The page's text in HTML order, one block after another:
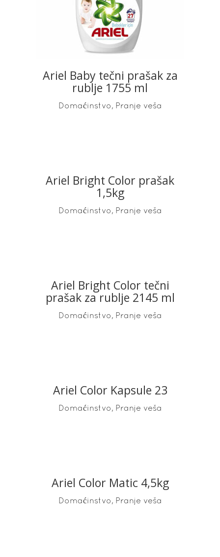
Ariel Baby tečni prašak za
rublje 1755 ml
Domaćinstvo, Pranje veša
READ MORE
Ariel Bright Color prašak
1,5kg
Domaćinstvo, Pranje veša
READ MORE
Ariel Bright Color tečni
prašak za rublje 2145 ml
Domaćinstvo, Pranje veša
READ MORE
Ariel Color Kapsule 23
Domaćinstvo, Pranje veša
READ MORE
Ariel Color Matic 4,5kg
Domaćinstvo, Pranje veša